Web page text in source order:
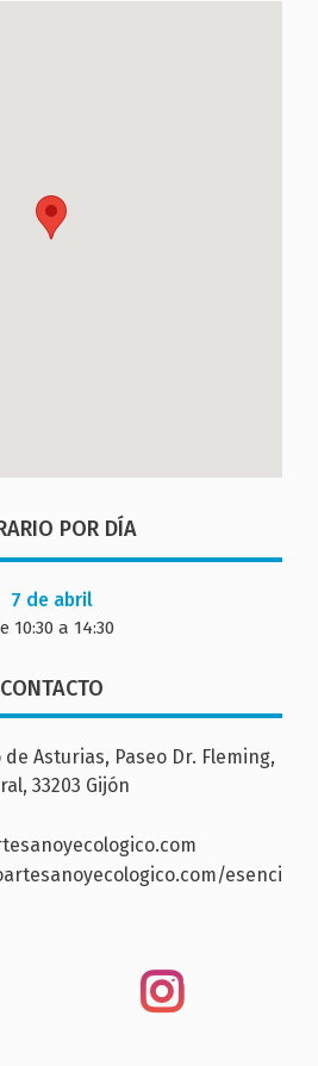
POR DÍA
7 de abril
10:30 a 14:30
CONTACTO
Asturias, Paseo Dr. Fleming,
33203 Gijón
esenci